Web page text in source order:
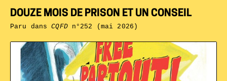
DOUZE MOIS DE PRISON ET UN CONSEIL
Paru dansCQFDn°252 (mai 2026)